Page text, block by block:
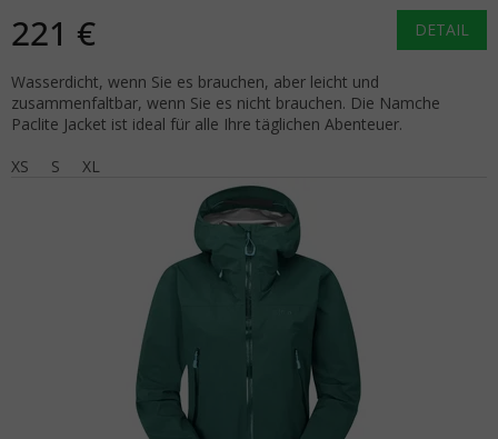
221 € DETAIL
Wasserdicht, wenn Sie es brauchen, aber leicht und
zusammenfaltbar, wenn Sie es nicht brauchen. Die Namche
Paclite Jacket ist ideal für alle Ihre täglichen Abenteuer.
XS
S XL